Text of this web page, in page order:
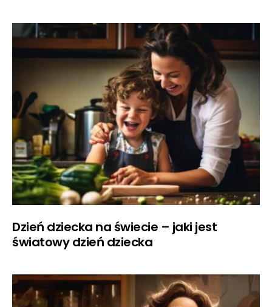
Dzień dziecka na świecie – jaki jest
światowy dzień dziecka